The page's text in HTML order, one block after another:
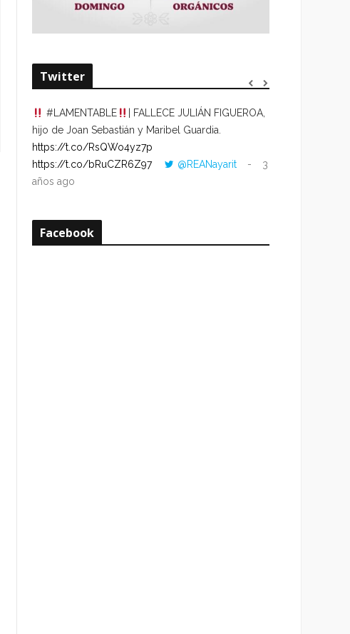
Twitter
#LAMENTABLE
| FALLECE JULIÁN FIGUEROA,
hijo de Joan Sebastián y Maribel Guardia.
https://t.co/RsQWo4yz7p
https://t.co/bRuCZR6Z97
@REANayarit
3
años ago
Facebook